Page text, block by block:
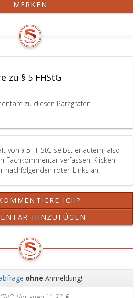
bestanden“
beurteilt
wurde;
in
übrigen
ist
„nicht
festzulegen.
Die
Bestimmungen
des
Paragraph
13,
Absatz
2,,
Paragraph
3
und
4
Ziffer
und
gemäß
5,
für
die
MERKEN
zu § 5 FHStG
zu diesen Paragrafen
von § 5 FHStG selbst erläutern, also
Fachkommentar verfassen. Klicken
nachfolgenden roten Links an!
ICH?
HINZUFÜGEN
ohne Anmeldung!